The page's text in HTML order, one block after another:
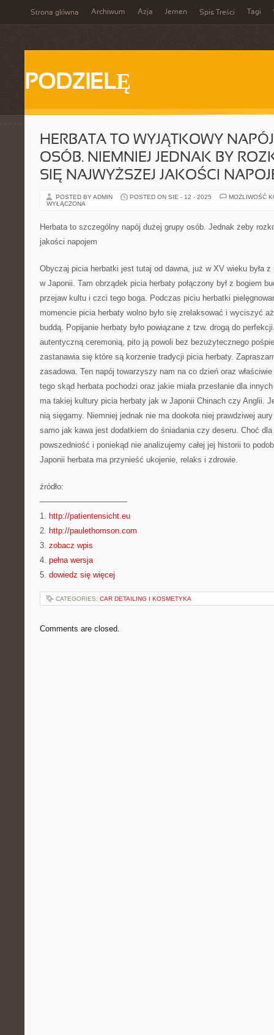
Strona główna Archiwum Azja Jemen Spis Treści Tagi
PODZIELĘ
HERBATA TO WYJĄTKOWY
OSÓB. NIEMNIEJ JEDNAK BY
SIĘ NAJWYŻSZEJ JAKOŚCI
POSTED BY ADMIN POSTED ON SIE - 12 - 2025
MOŻLIWOŚĆ
WYŁĄCZONA
Herbata to szczególny napój dużej grupy osób. Jednak żeby
jakości napojem
Obyczaj picia herbatki jest tutaj od dawna, już w XV wieku była
w Japonii. Tam obrządek picia herbaty połączony był z bogiem
przejaw kultu i czci tego boga. Podczas piciu herbatki
momencie picia herbaty wolno było się zrelaksować i wyciszyć
buddą. Popijanie herbaty było powiązane z tzw. drogą do
autentyczną ceremonią, pito ją powoli bez bezużytecznego
zastanawia się które są korzenie tradycji picia herbaty.
zasadowa. Ten napój towarzyszy nam na co dzień oraz
tego skąd herbata pochodzi oraz jakie miała przesłanie dla
ma takiej kultury picia herbaty jak w Japonii Chinach czy Anglii.
nią sięgamy. Niemniej jednak nie ma dookoła niej prawdziwej
samo jak kawa jest dodatkiem do śniadania czy deseru. Choć
powszedniość i poniekąd nie analizujemy całej jej historii to
Japonii herbata ma przynieść ukojenie, relaks i zdrowie.
źródło:
———————————
1. http://patientensicht.eu
2. http://paulethomson.com
3. zobacz wpis
4. pełna wersja
5. dowiedz się więcej
CATEGORIES: CAR DETAILING I KOSMETYKA
Comments are closed.